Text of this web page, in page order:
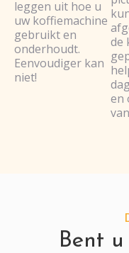
leggen uit hoe u
uw koffiemachine
gebruikt en
onderhoudt.
Eenvoudiger kan
niet!
de
en
Bent